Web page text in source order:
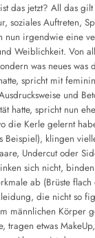
das jetzt? All das
soziales Auftreten,
nun irgendwie eine
Weiblichkeit. Von
was neues was
spricht mit
und
hatte, spricht nun
die Kerle gelernt
Beispiel), klingen
Undercut oder
sich nicht,
ab (Brüste flach
die nicht so
männlichen Körper
tragen etwas